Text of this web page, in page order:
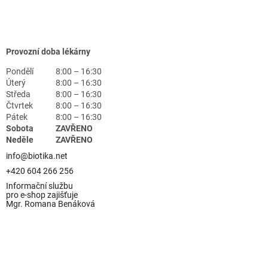
Provozní doba lékárny
Pondělí
8:00 – 16:30
Úterý
8:00 – 16:30
Středa
8:00 – 16:30
Čtvrtek
8:00 – 16:30
Pátek
8:00 – 16:30
Sobota
ZAVŘENO
Neděle
ZAVŘENO
info@biotika.net
+420 604 266 256
Informační službu
pro e-shop zajišťuje
Mgr. Romana Benáková